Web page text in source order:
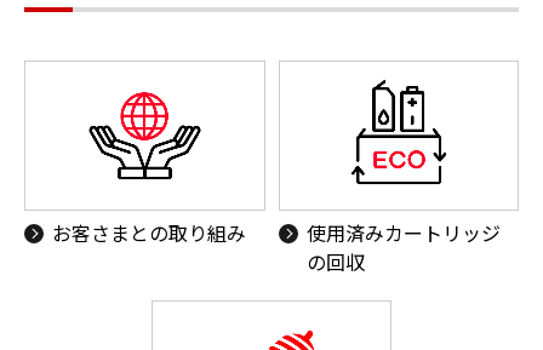
お客さまとの取り組み
使用済みカートリッジ
の回収